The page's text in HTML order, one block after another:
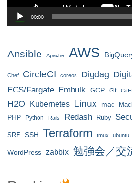
00:00
Ansible Apache AWS
Chef CircleCI coreos Digdag
ECS/Fargate Embulk GCP Git
H2O Kubernetes Linux mac
PHP Python Rails Redash Ruby
SRE SSH Terraform tmux ubuntu
WordPress zabbix 勉強会／交